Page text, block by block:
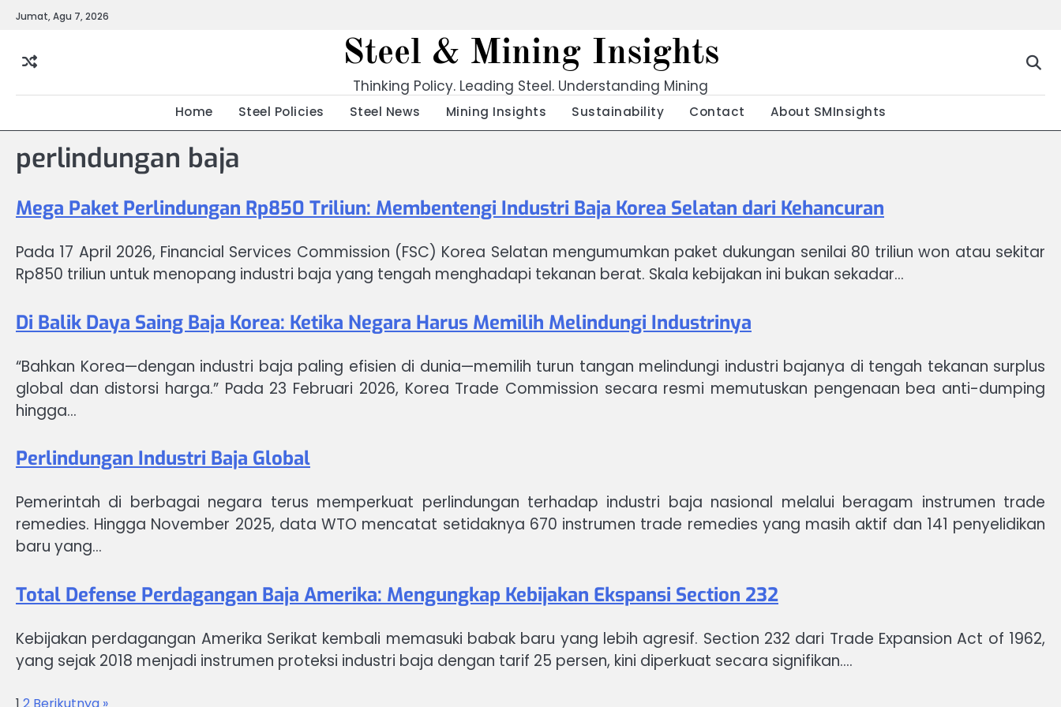
SkipJumat, Agu 7, 2026
Steel & Mining Insights
Thinking Policy. Leading Steel. Understanding Mining
Home Steel Policies Steel News Mining Insights Sustainability Contact About SMInsights
perlindungan baja
Mega Paket Perlindungan Rp850 Triliun: Membentengi Industri Baja Korea Selatan dari Kehancuran
Pada 17 April 2026, Financial Services Commission (FSC) Korea Selatan mengumumkan paket dukungan senilai 80 triliun won atau sekitar
Rp850 triliun untuk menopang industri baja yang tengah menghadapi tekanan berat. Skala kebijakan ini bukan sekadar…
Di Balik Daya Saing Baja Korea: Ketika Negara Harus Memilih Melindungi Industrinya
“Bahkan Korea—dengan industri baja paling efisien di dunia—memilih turun tangan melindungi industri bajanya di tengah tekanan surplus
global dan distorsi harga.” Pada 23 Februari 2026, Korea Trade Commission secara resmi memutuskan pengenaan bea anti-dumping
hingga…
Perlindungan Industri Baja Global
Pemerintah di berbagai negara terus memperkuat perlindungan terhadap industri baja nasional melalui beragam instrumen trade
remedies. Hingga November 2025, data WTO mencatat setidaknya 670 instrumen trade remedies yang masih aktif dan 141 penyelidikan
baru yang…
Total Defense Perdagangan Baja Amerika: Mengungkap Kebijakan Ekspansi Section 232
Kebijakan perdagangan Amerika Serikat kembali memasuki babak baru yang lebih agresif. Section 232 dari Trade Expansion Act of 1962,
yang sejak 2018 menjadi instrumen proteksi industri baja dengan tarif 25 persen, kini diperkuat secara signifikan.…